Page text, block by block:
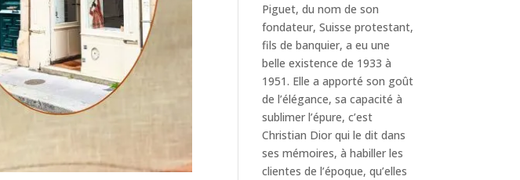
Piguet, du nom de son
fondateur, Suisse protestant,
fils de banquier, a eu une
belle existence de 1933 à
1951. Elle a apporté son goût
de l’élégance, sa capacité à
sublimer l’épure, c’est
Christian Dior qui le dit dans
ses mémoires, à habiller les
clientes de l’époque, qu’elles